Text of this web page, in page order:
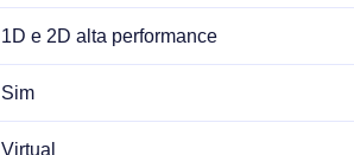
1D e 2D alta performance
Sim
Virtual